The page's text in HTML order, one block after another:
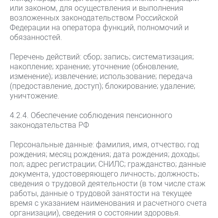
или законом, для осуществления и выполнения
возложенных законодательством Российской
Федерации на оператора функций, полномочий и
обязанностей.
Перечень действий: сбор; запись; систематизация;
накопление; хранение; уточнение (обновление,
изменение); извлечение; использование; передача
(предоставление, доступ); блокирование; удаление;
уничтожение.
4.2.4. Обеспечение соблюдения пенсионного
законодательства РФ
Персональные данные: фамилия, имя, отчество; год
рождения; месяц рождения; дата рождения; доходы;
пол; адрес регистрации; СНИЛС; гражданство; данные
документа, удостоверяющего личность; должность;
сведения о трудовой деятельности (в том числе стаж
работы, данные о трудовой занятости на текущее
время с указанием наименования и расчетного счета
организации), сведения о состоянии здоровья.